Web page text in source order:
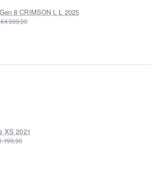
8 CRIMSON L L 2025
€4.999,00
XS 2021